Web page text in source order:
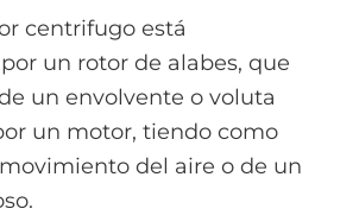
centrifugo está
un rotor de alabes, que
un envolvente o voluta
un motor, tiendo como
del aire o de un